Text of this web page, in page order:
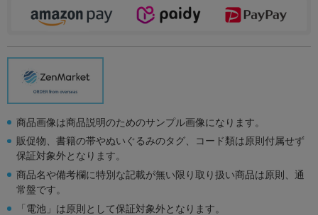
商品画像は商品説明のためのサンプル画像になります。
販促物、書籍の帯やぬいぐるみのタグ、コード類は原則付属せず
保証対象外となります。
商品名や備考欄に特別な記載が無い限り取り扱い商品は原則、通
常盤です。
「電池」は原則として保証対象外となります。